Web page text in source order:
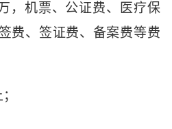
，机票、公证费、医疗保
费、签证费、备案费等费